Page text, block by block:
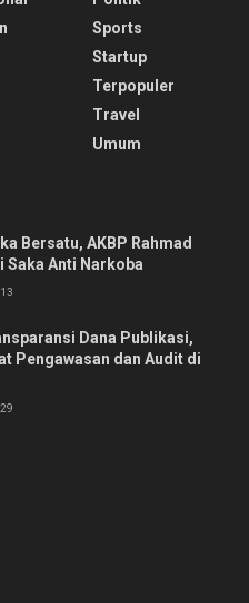
Sports
Startup
Terpopuler
Travel
Umum
Bersatu, AKBP Rahmad
Saka Anti Narkoba
Dana Publikasi,
Pengawasan dan Audit di